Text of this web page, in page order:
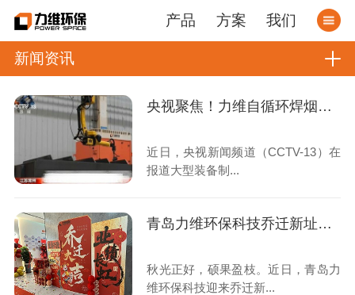
产品 方案 我们
新闻资讯
央视聚焦！力维自循环焊烟净化器助力变压器巨头打造绿色智造新标杆
近日，央视新闻频道（CCTV-13）在
报道大型装备制...
青岛力维环保科技乔迁新址：启航绿色发展新征程
秋光正好，硕果盈枝。近日，青岛力
维环保科技迎来乔迁新...